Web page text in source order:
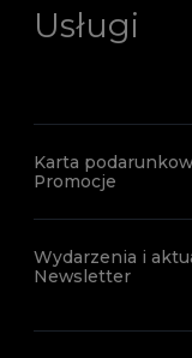
Usługi
Karta
Promocje
Wydarzenia i
Newsletter